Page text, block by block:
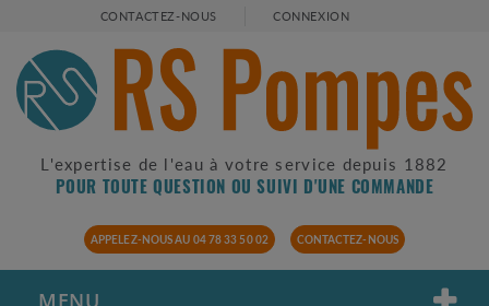
CONTACTEZ-NOUS CONNEXION
L'expertise de l'eau à votre service depuis 1882
POUR TOUTE QUESTION OU SUIVI D'UNE COMMANDE
APPELEZ-NOUS AU 04 78 33 50 02 CONTACTEZ-NOUS
MENU